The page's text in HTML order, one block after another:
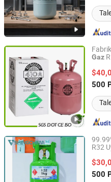
Gaz
500
JINHUA SLIHE CHEMICAL
Zhejiang, China
R32
500
Qingdao Shingchem New
Shandong, China